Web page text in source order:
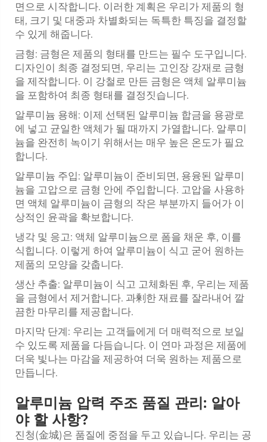
면으로 시작합니다. 이러한 계획은 우리가 제품의 형
태, 크기 및 대중과 차별화되는 독특한 특징을 결정할
수 있게 해줍니다.
금형: 금형은 제품의 형태를 만드는 필수 도구입니다.
디자인이 최종 결정되면, 우리는 고인장 강재로 금형
을 제작합니다. 이 강철로 만든 금형은 액체 알루미늄
을 포함하여 최종 형태를 결정짓습니다.
알루미늄 용해: 이제 선택된 알루미늄 합금을 용광로
에 넣고 균일한 액체가 될 때까지 가열합니다. 알루미
늄을 완전히 녹이기 위해서는 매우 높은 온도가 필요
합니다.
알루미늄 주입: 알루미늄이 준비되면, 용융된 알루미
늄을 고압으로 금형 안에 주입합니다. 고압을 사용하
면 액체 알루미늄이 금형의 작은 부분까지 들어가 이
상적인 윤곽을 확보합니다.
냉각 및 응고: 액체 알루미늄으로 폼을 채운 후, 이를
식힙니다. 이렇게 하여 알루미늄이 식고 굳어 원하는
제품의 모양을 갖춥니다.
생산 추출: 알루미늄이 식고 고체화된 후, 우리는 제품
을 금형에서 제거합니다. 과剰한 재료를 잘라내어 깔
끔한 마무리를 제공합니다.
마지막 단계: 우리는 고객들에게 더 매력적으로 보일
수 있도록 제품을 다듬습니다. 이 연마 과정은 제품에
더욱 빛나는 마감을 제공하여 더욱 원하는 제품으로
만듭니다.
알루미늄 압력 주조 품질 관리: 알아
야 할 사항?
진청(金城)은 품질에 중점을 두고 있습니다. 우리는 공